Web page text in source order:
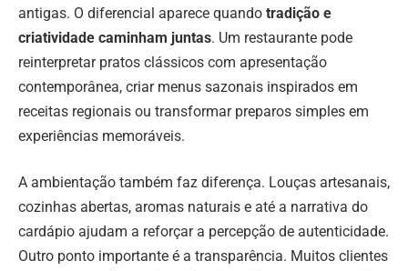
antigas. O diferencial aparece quando tradição e
criatividade caminham juntas. Um restaurante pode
reinterpretar pratos clássicos com apresentação
contemporânea, criar menus sazonais inspirados em
receitas regionais ou transformar preparos simples em
experiências memoráveis.
A ambientação também faz diferença. Louças artesanais,
cozinhas abertas, aromas naturais e até a narrativa do
cardápio ajudam a reforçar a percepção de autenticidade.
Outro ponto importante é a transparência. Muitos clientes